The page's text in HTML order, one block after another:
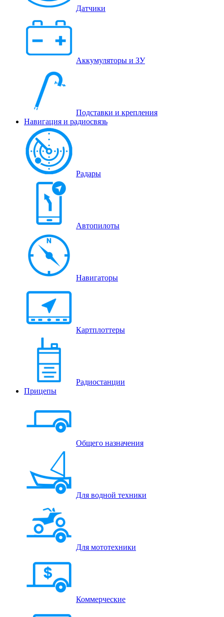
Датчики
Аккумуляторы и ЗУ
Подставки и крепления
Навигация и радиосвязь
Радары
Автопилоты
Навигаторы
Картплоттеры
Радиостанции
Прицепы
Общего назначения
Для водной техники
Для мототехники
Коммерческие